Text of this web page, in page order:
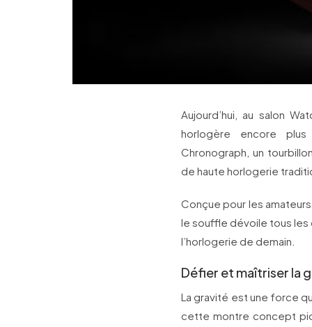
Aujourd’hui, au salon
horlogère encore
Chronograph, un
de haute horlogerie
Conçue pour les
le souffle dévoile tous les
l’horlogerie de demain.
Défier et maîtriser la
La gravité est une force
cette montre concept